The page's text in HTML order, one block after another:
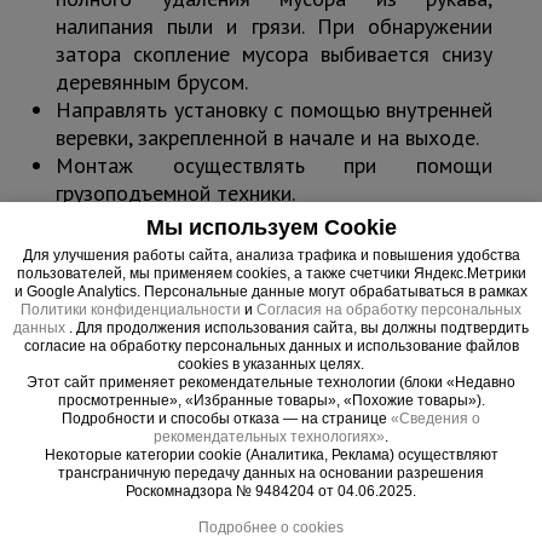
налипания пыли и грязи. При обнаружении
затора скопление мусора выбивается снизу
деревянным брусом.
Направлять установку с помощью внутренней
веревки, закрепленной в начале и на выходе.
Монтаж осуществлять при помощи
грузоподъемной техники.
Производить сборку по направлению сверху
вниз или заранее объединенными секциями.
Демонтаж происходит в обратной
последовательности.
Необходимо строго соблюдать соосность.
Крепить мусоросброс к зданию каждые 10 м
при помощи кронштейнов.
Устанавливать гаситель скорости не менее
чем, через 20 м рукава.
Запрещен сброс отходов диаметром более
25 см, а также с острыми краями, способными
повредить секции мусоросброса.
Мы используем Cookie
Для улучшения работы сайта, анализа трафика и повышения удобства
пользователей, мы применяем cookies, а также счетчики Яндекс.Метрики
и Google Analytics. Персональные данные могут обрабатываться в рамках
Политики конфиденциальности и Согласия на обработку персональных
данных
. Для продолжения использования сайта, вы должны подтвердить
согласие на обработку персональных данных и использование файлов
cookies в указанных целях.
Этот сайт применяет рекомендательные технологии (блоки «Недавно
просмотренные», «Избранные товары», «Похожие товары»).
Подробности и способы отказа — на странице «Сведения о
рекомендательных технологиях»
Некоторые категории cookie (Аналитика, Реклама) осуществляют
трансграничную передачу данных на основании разрешения
Роскомнадзора № 9484204 от 04.06.2025.
Подробнее о cookies